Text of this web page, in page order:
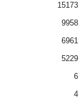
15173
9958
6961
5229
6
4